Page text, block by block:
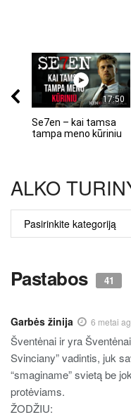
17:50
Se7en – kai tamsa
tampa meno kūriniu
ALKO
ALKO
TURINYS
Pastabos 41
Garbės žinija 6 metai
Šventėnai ir yra
Svinciany” vadintis, juk
“smaginame” svietą be
protėviams.
ŽODŽIU: